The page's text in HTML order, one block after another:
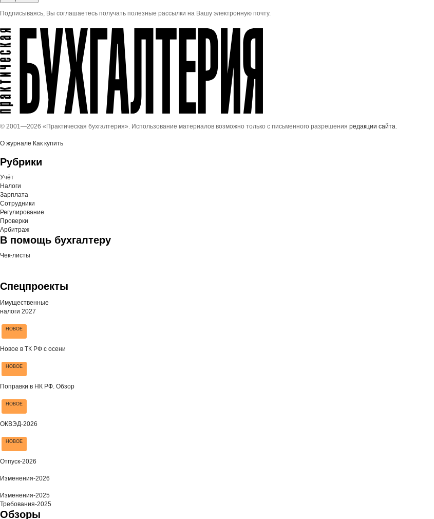
Подписываясь, Вы соглашаетесь получать полезные рассылки на Вашу электронную почту.
© 2001—2026 «Практическая бухгалтерия». Использование материалов возможно только с письменного разрешения редакции сайта.
О журнале Как купить
Рубрики
Учёт
Налоги
Зарплата
Сотрудники
Регулирование
Проверки
Арбитраж
В помощь бухгалтеру
Чек-листы
Спецпроекты
Имущественные
налоги 2027
НОВОЕ
Новое в ТК РФ с осени
НОВОЕ
Поправки в НК РФ. Обзор
НОВОЕ
ОКВЭД-2026
НОВОЕ
Отпуск-2026
Изменения-2026
Изменения-2025
Требования-2025
Обзоры